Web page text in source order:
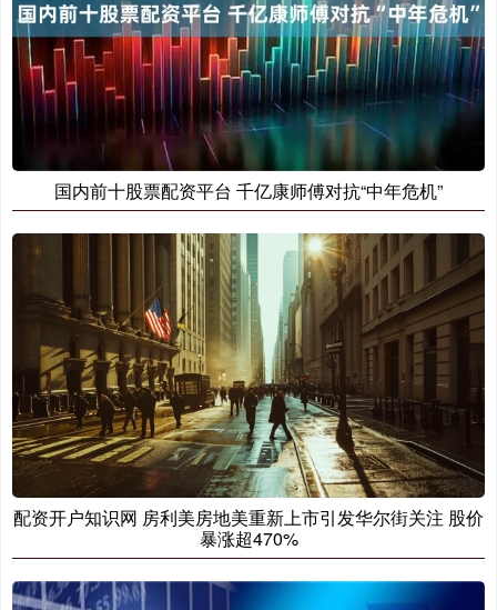
国内前十股票配资平台 千亿康师傅对抗“中年危机”
配资开户知识网 房利美房地美重新上市引发华尔街关注 股价
暴涨超470%